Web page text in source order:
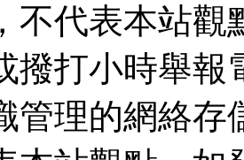
不代表本站
撥打小時舉報
管理的網絡存